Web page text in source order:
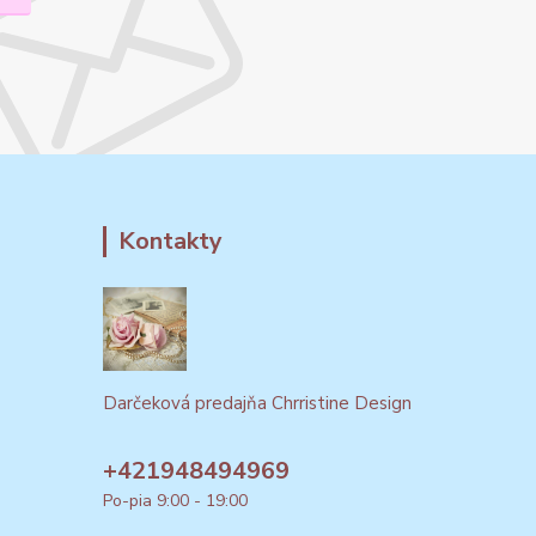
Kontakty
Darčeková predajňa Chrristine Design
+421948494969
Po-pia 9:00 - 19:00